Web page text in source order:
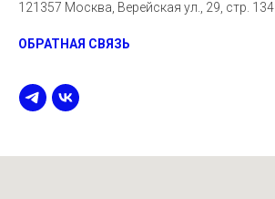
121357 Москва, Верейская ул., 29, стр. 134
ОБРАТНАЯ СВЯЗЬ